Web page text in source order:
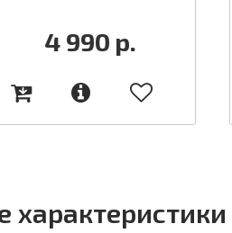
4 990 р.